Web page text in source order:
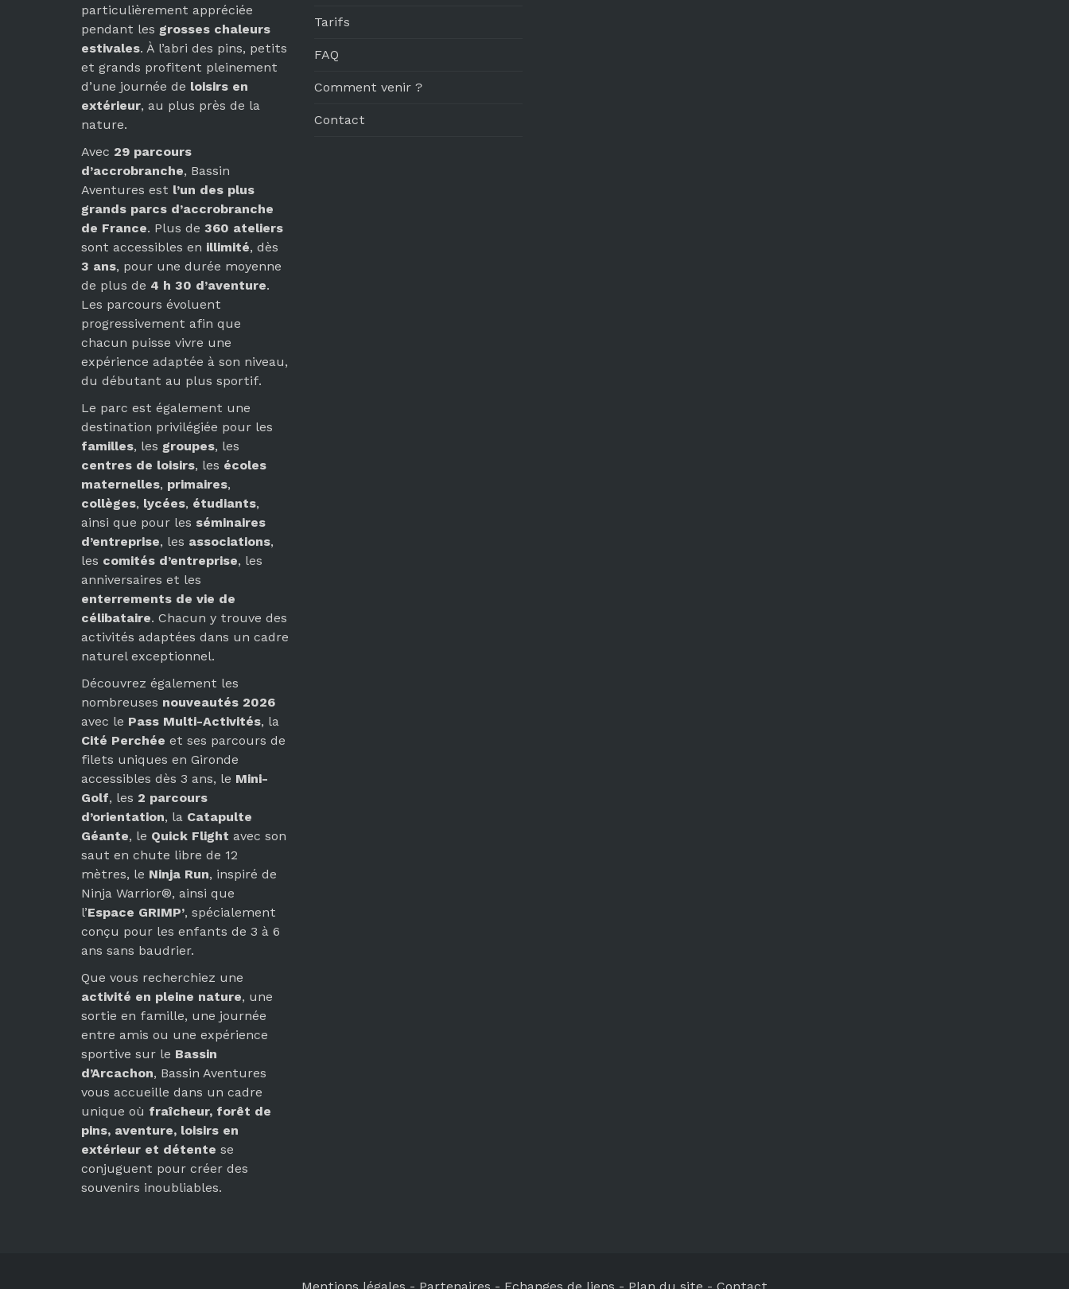
particulièrement appréciée
pendant les grosses chaleurs
estivales. À l’abri des pins, petits
et grands profitent pleinement
d’une journée de loisirs en
extérieur, au plus près de la
nature.
Avec 29 parcours
d’accrobranche, Bassin
Aventures est l’un des plus
grands parcs d’accrobranche
de France. Plus de 360 ateliers
sont accessibles en illimité, dès
3 ans, pour une durée moyenne
de plus de 4 h 30 d’aventure.
Les parcours évoluent
progressivement afin que
chacun puisse vivre une
expérience adaptée à son niveau,
du débutant au plus sportif.
Le parc est également une
destination privilégiée pour les
familles, les groupes, les
centres de loisirs, les écoles
maternelles, primaires,
collèges, lycées, étudiants,
ainsi que pour les séminaires
d’entreprise, les associations,
les comités d’entreprise, les
anniversaires et les
enterrements de vie de
célibataire. Chacun y trouve des
activités adaptées dans un cadre
naturel exceptionnel.
Découvrez également les
nombreuses nouveautés 2026
avec le Pass Multi-Activités, la
Cité Perchée et ses parcours de
filets uniques en Gironde
accessibles dès 3 ans, le Mini-
Golf, les 2 parcours
d’orientation, la Catapulte
Géante, le Quick Flight avec son
saut en chute libre de 12
mètres, le Ninja Run, inspiré de
Ninja Warrior®, ainsi que
l’Espace GRIMP’, spécialement
conçu pour les enfants de 3 à 6
ans sans baudrier.
Que vous recherchiez une
activité en pleine nature, une
sortie en famille, une journée
entre amis ou une expérience
sportive sur le Bassin
d’Arcachon, Bassin Aventures
vous accueille dans un cadre
unique où fraîcheur, forêt de
pins, aventure, loisirs en
extérieur et détente se
conjuguent pour créer des
souvenirs inoubliables.
Tarifs
FAQ
Comment venir ?
Contact